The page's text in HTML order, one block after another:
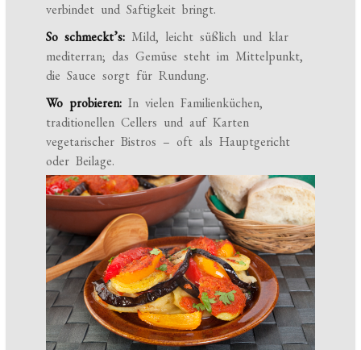
verbindet und Saftigkeit bringt.
So schmeckt’s: Mild, leicht süßlich und klar
mediterran; das Gemüse steht im Mittelpunkt,
die Sauce sorgt für Rundung.
Wo probieren: In vielen Familienküchen,
traditionellen Cellers und auf Karten
vegetarischer Bistros – oft als Hauptgericht
oder Beilage.